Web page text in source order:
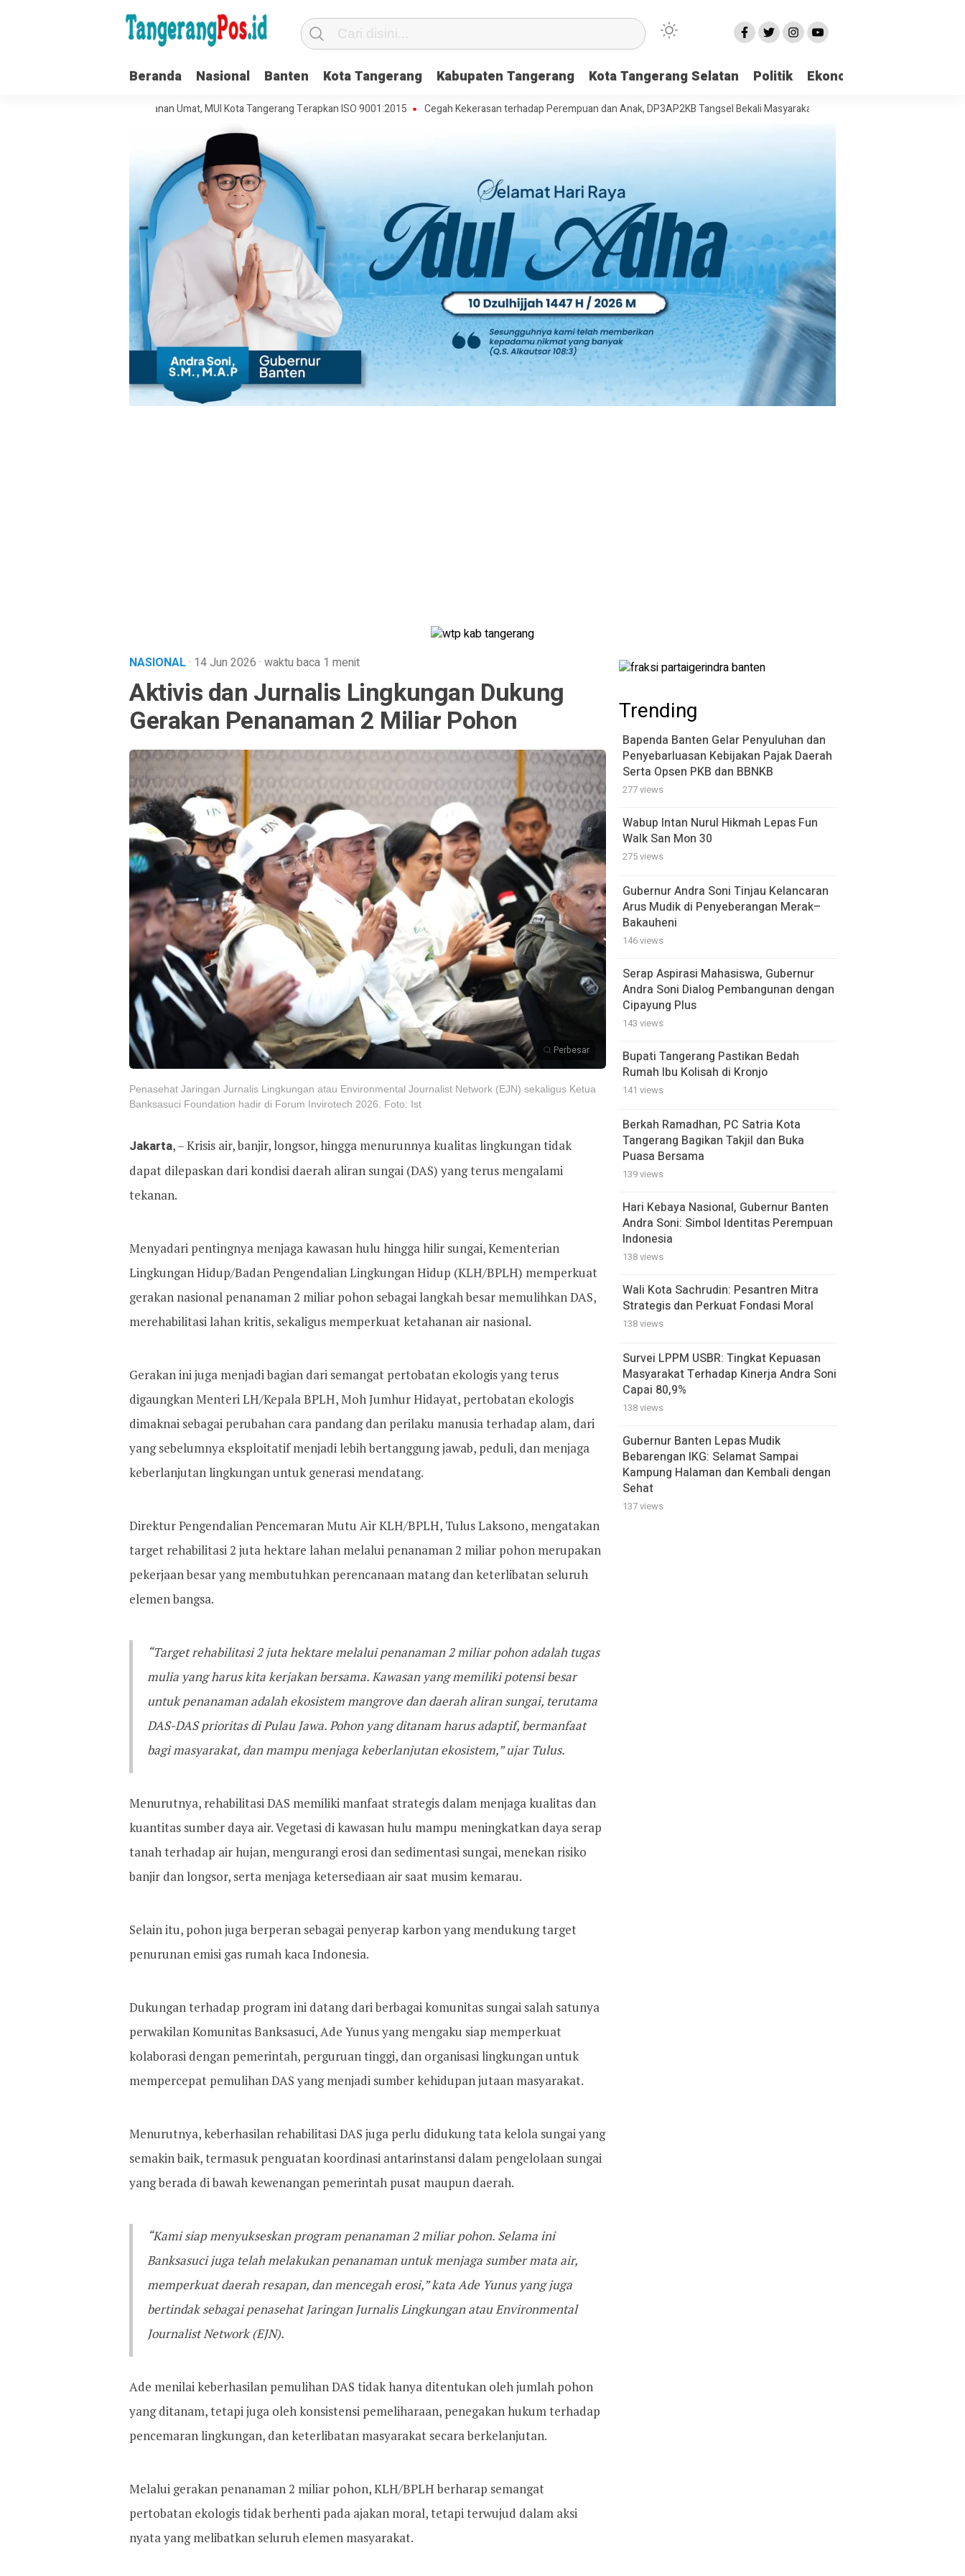
Beranda Nasional Banten Kota Tangerang Kabupaten Tangerang Kota Tangerang Selatan Politik Ekonomi
Organisasi dan Pelayanan Umat, MUI Kota Tangerang Terapkan ISO 9001:2015 Cegah Kekerasan terhadap Perempuan dan Anak, DP3AP2KB Tangsel Bekali Masyarakat Manajemen Stres dan Dukungan Psikologi
NASIONAL· 14 Jun 2026 · waktu baca 1 menit
Aktivis dan Jurnalis Lingkungan Dukung
Gerakan Penanaman 2 Miliar Pohon
Perbesar
Penasehat Jaringan Jurnalis Lingkungan atau Environmental Journalist Network (EJN) sekaligus Ketua
Banksasuci Foundation hadir di Forum Invirotech 2026. Foto: Ist
Jakarta, – Krisis air, banjir, longsor, hingga menurunnya kualitas lingkungan tidak
dapat dilepaskan dari kondisi daerah aliran sungai (DAS) yang terus mengalami
tekanan.
Menyadari pentingnya menjaga kawasan hulu hingga hilir sungai, Kementerian
Lingkungan Hidup/Badan Pengendalian Lingkungan Hidup (KLH/BPLH) memperkuat
gerakan nasional penanaman 2 miliar pohon sebagai langkah besar memulihkan DAS,
merehabilitasi lahan kritis, sekaligus memperkuat ketahanan air nasional.
Gerakan ini juga menjadi bagian dari semangat pertobatan ekologis yang terus
digaungkan Menteri LH/Kepala BPLH, Moh Jumhur Hidayat, pertobatan ekologis
dimaknai sebagai perubahan cara pandang dan perilaku manusia terhadap alam, dari
yang sebelumnya eksploitatif menjadi lebih bertanggung jawab, peduli, dan menjaga
keberlanjutan lingkungan untuk generasi mendatang.
Direktur Pengendalian Pencemaran Mutu Air KLH/BPLH, Tulus Laksono, mengatakan
target rehabilitasi 2 juta hektare lahan melalui penanaman 2 miliar pohon merupakan
pekerjaan besar yang membutuhkan perencanaan matang dan keterlibatan seluruh
elemen bangsa.
“Target rehabilitasi 2 juta hektare melalui penanaman 2 miliar pohon adalah tugas
mulia yang harus kita kerjakan bersama. Kawasan yang memiliki potensi besar
untuk penanaman adalah ekosistem mangrove dan daerah aliran sungai, terutama
DAS-DAS prioritas di Pulau Jawa. Pohon yang ditanam harus adaptif, bermanfaat
bagi masyarakat, dan mampu menjaga keberlanjutan ekosistem,” ujar Tulus.
Menurutnya, rehabilitasi DAS memiliki manfaat strategis dalam menjaga kualitas dan
kuantitas sumber daya air. Vegetasi di kawasan hulu mampu meningkatkan daya serap
tanah terhadap air hujan, mengurangi erosi dan sedimentasi sungai, menekan risiko
banjir dan longsor, serta menjaga ketersediaan air saat musim kemarau.
Selain itu, pohon juga berperan sebagai penyerap karbon yang mendukung target
penurunan emisi gas rumah kaca Indonesia.
Dukungan terhadap program ini datang dari berbagai komunitas sungai salah satunya
perwakilan Komunitas Banksasuci, Ade Yunus yang mengaku siap memperkuat
kolaborasi dengan pemerintah, perguruan tinggi, dan organisasi lingkungan untuk
mempercepat pemulihan DAS yang menjadi sumber kehidupan jutaan masyarakat.
Menurutnya, keberhasilan rehabilitasi DAS juga perlu didukung tata kelola sungai yang
semakin baik, termasuk penguatan koordinasi antarinstansi dalam pengelolaan sungai
yang berada di bawah kewenangan pemerintah pusat maupun daerah.
“Kami siap menyukseskan program penanaman 2 miliar pohon. Selama ini
Banksasuci juga telah melakukan penanaman untuk menjaga sumber mata air,
memperkuat daerah resapan, dan mencegah erosi,” kata Ade Yunus yang juga
bertindak sebagai penasehat Jaringan Jurnalis Lingkungan atau Environmental
Journalist Network (EJN).
Ade menilai keberhasilan pemulihan DAS tidak hanya ditentukan oleh jumlah pohon
yang ditanam, tetapi juga oleh konsistensi pemeliharaan, penegakan hukum terhadap
pencemaran lingkungan, dan keterlibatan masyarakat secara berkelanjutan.
Melalui gerakan penanaman 2 miliar pohon, KLH/BPLH berharap semangat
pertobatan ekologis tidak berhenti pada ajakan moral, tetapi terwujud dalam aksi
nyata yang melibatkan seluruh elemen masyarakat.
Trending
Bapenda Banten Gelar Penyuluhan dan
Penyebarluasan Kebijakan Pajak Daerah
Serta Opsen PKB dan BBNKB
277 views
Wabup Intan Nurul Hikmah Lepas Fun
Walk San Mon 30
275 views
Gubernur Andra Soni Tinjau Kelancaran
Arus Mudik di Penyeberangan Merak–
Bakauheni
146 views
Serap Aspirasi Mahasiswa, Gubernur
Andra Soni Dialog Pembangunan dengan
Cipayung Plus
143 views
Bupati Tangerang Pastikan Bedah
Rumah Ibu Kolisah di Kronjo
141 views
Berkah Ramadhan, PC Satria Kota
Tangerang Bagikan Takjil dan Buka
Puasa Bersama
139 views
Hari Kebaya Nasional, Gubernur Banten
Andra Soni: Simbol Identitas Perempuan
Indonesia
138 views
Wali Kota Sachrudin: Pesantren Mitra
Strategis dan Perkuat Fondasi Moral
138 views
Survei LPPM USBR: Tingkat Kepuasan
Masyarakat Terhadap Kinerja Andra Soni
Capai 80,9%
138 views
Gubernur Banten Lepas Mudik
Bebarengan IKG: Selamat Sampai
Kampung Halaman dan Kembali dengan
Sehat
137 views